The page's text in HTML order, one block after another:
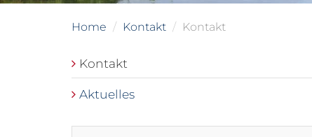
Home Kontakt Kontakt
Kontakt
Aktuelles